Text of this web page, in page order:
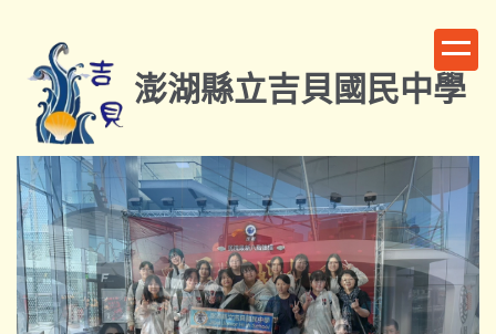
區
澎湖縣立吉貝國民中學